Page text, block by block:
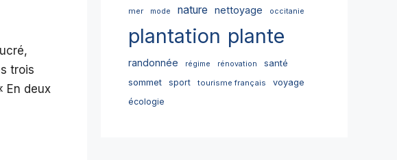
trois
En deux
mer mode nature nettoyage occitanie
plantation plante
randonnée régime rénovation
santé
sommet
sport tourisme français
voyage
écologie